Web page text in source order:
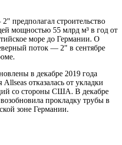
предполагал строительство
мощностью 55 млрд м³ в год от
море до Германии. О
поток — 2" в сентябре
в декабре 2019 года
отказалась от укладки
со стороны США. В декабре
прокладку трубы в
зоне Германии.